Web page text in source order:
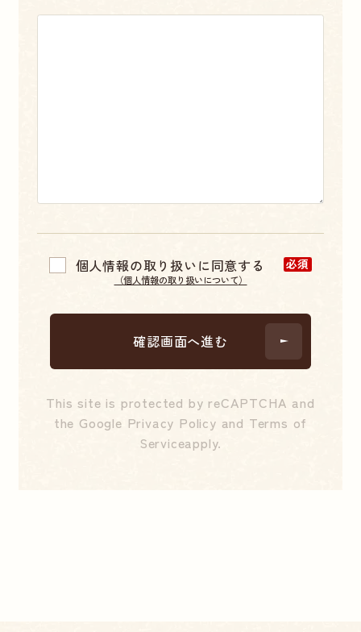
個人情報の取り扱いに同意する 必須
（個人情報の取り扱いについて）
This site is protected by reCAPTCHA and
the Google Privacy Policy and Terms of
Serviceapply.